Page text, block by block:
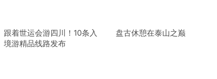
跟着世运会游四川！10条入
境游精品线路发布
盘古休憩在泰山之巅